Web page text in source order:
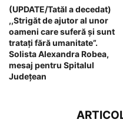
(UPDATE/Tatăl a decedat)
,,Strigăt de ajutor al unor
oameni care suferă și sunt
tratați fără umanitate”.
Solista Alexandra Robea,
mesaj pentru Spitalul
Județean